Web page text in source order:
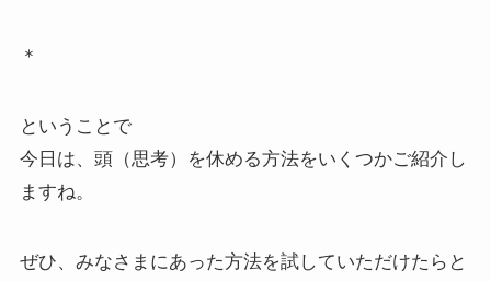
＊
ということで
今日は、頭（思考）を休める方法をいくつかご紹介し
ますね。
ぜひ、みなさまにあった方法を試していただけたらと